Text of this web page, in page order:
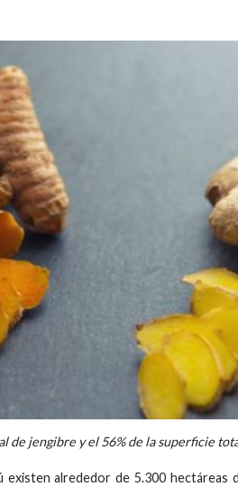
de jengibre y el 56% de la superficie
existen alrededor de 5.300 hectáreas